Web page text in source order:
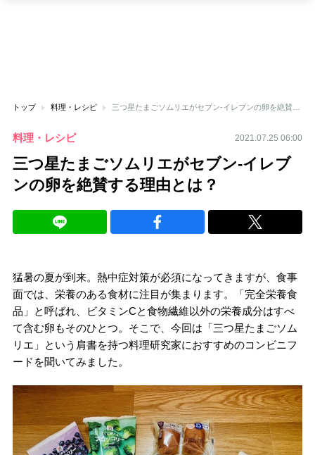
トップ 料理・レシピ 三つ星たまごソムリエがセブン-イレブンの卵を絶賛する理由とは？
料理・レシピ 2021.07.25 06:00
三つ星たまごソムリエがセブン-イレブ
ンの卵を絶賛する理由とは？
猛暑の夏が到来。熱中症対策が必須になってきますが、食事
面では、栄養のある食材に注目が集まります。「完全栄養食
品」と呼ばれ、ビタミンCと食物繊維以外の栄養成分はすべ
て含む卵もそのひとつ。そこで、今回は「三つ星たまごソム
リエ」という肩書を持つ料理研究家におすすめのコンビニフ
ードを聞いてみました。